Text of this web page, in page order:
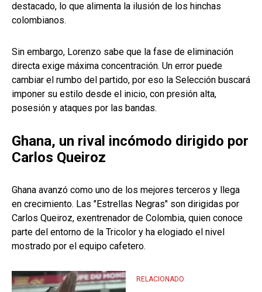
destacado, lo que alimenta la ilusión de los hinchas
colombianos.
Sin embargo, Lorenzo sabe que la fase de eliminación
directa exige máxima concentración. Un error puede
cambiar el rumbo del partido, por eso la Selección buscará
imponer su estilo desde el inicio, con presión alta,
posesión y ataques por las bandas.
Ghana, un rival incómodo dirigido por
Carlos Queiroz
Ghana avanzó como uno de los mejores terceros y llega
en crecimiento. Las "Estrellas Negras" son dirigidas por
Carlos Queiroz, exentrenador de Colombia, quien conoce
parte del entorno de la Tricolor y ha elogiado el nivel
mostrado por el equipo cafetero.
RELACIONADO